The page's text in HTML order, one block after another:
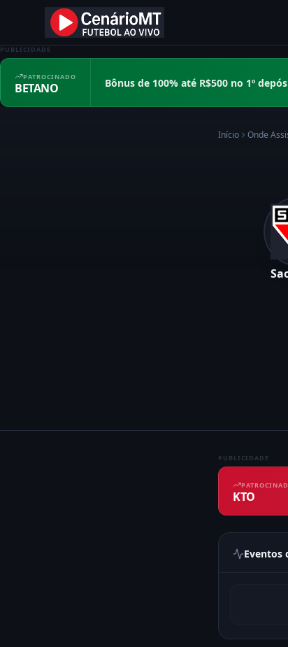
PUBLICIDADE
PATROCINADO
BETANO Bônus de 100% até R$500 no 1º
Início Onde
PUBLICIDADE
KTO
Eventos